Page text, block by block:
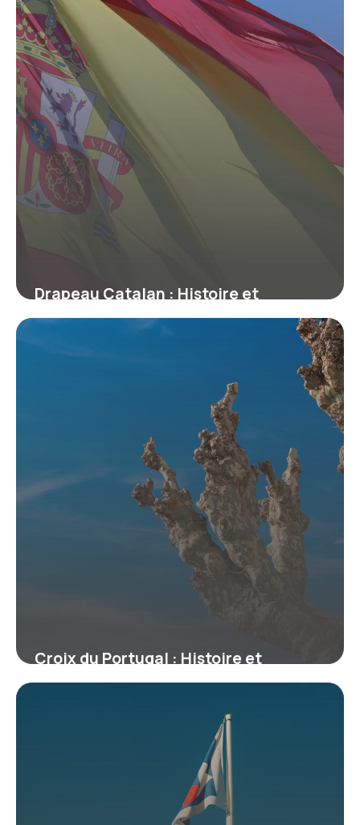
Drapeau Catalan : Histoire et
Signification
Croix du Portugal : Histoire et
Symbolisme